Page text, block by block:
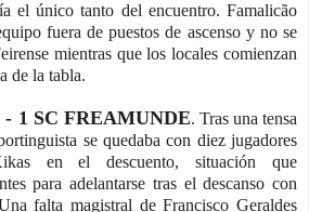
el único tanto del encuentro. Famalicão
fuera de puestos de ascenso y no se
mientras que los locales comienzan
de la tabla.
- 1 SC FREAMUNDE. Tras una tensa
se quedaba con diez jugadores
en el descuento, situación que
para adelantarse tras el descanso con
falta magistral de Francisco Geraldes